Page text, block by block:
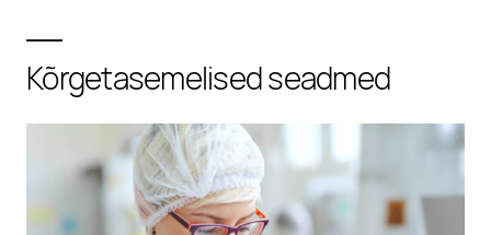
Kõrgetasemelised seadmed